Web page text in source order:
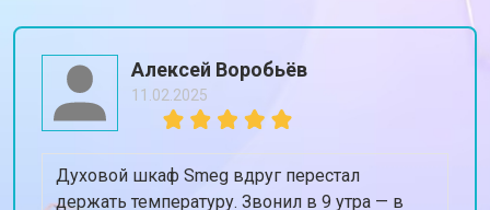
Алексей Воробьёв
11.02.2025
Духовой шкаф Smeg вдруг перестал
держать температуру. Звонил в 9 утра — в